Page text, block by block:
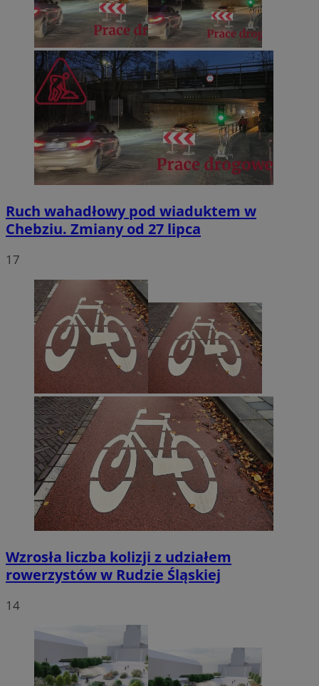
Ruch wahadłowy pod wiaduktem w
Chebziu. Zmiany od 27 lipca
17
Wzrosła liczba kolizji z udziałem
rowerzystów w Rudzie Śląskiej
14